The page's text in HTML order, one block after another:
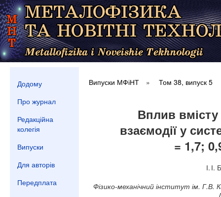
Додому
Про журнал
Редакційна
колегія
Випуски
Для авторів
Передплата
Випуски МФіНТ » Том 38, випуск 5
Вплив
взаємодії у
= 1,7;
І.
Фізико-механічний інститут ім.